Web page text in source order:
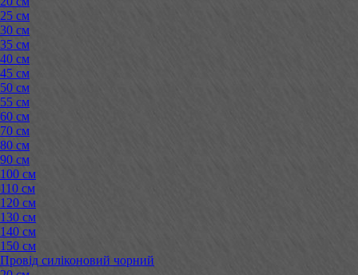
25 см
30 см
35 см
40 см
45 см
50 см
55 см
60 см
70 см
80 см
90 см
100 см
110 см
120 см
130 см
140 см
150 см
Провід силіконовий чорний